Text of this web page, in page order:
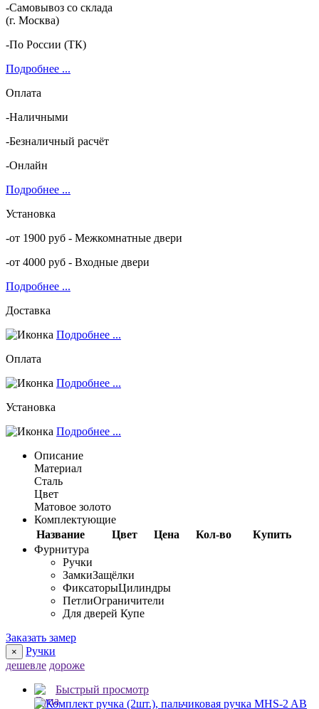
-Самовывоз со склада
(г. Москва)
-По России (ТК)
Подробнее ...
Оплата
-Наличными
-Безналичный расчёт
-Онлайн
Подробнее ...
Установка
-от 1900 руб - Межкомнатные двери
-от 4000 руб - Входные двери
Подробнее ...
Доставка
Подробнее ...
Оплата
Подробнее ...
Установка
Подробнее ...
Описание
Материал
Сталь
Цвет
Матовое золото
Комплектующие
Название
Цвет Цена Кол-во
Купить
Фурнитура
Ручки
ЗамкиЗащёлки
ФиксаторыЦилиндры
ПетлиОграничители
Для дверей Купе
Заказать замер
×
Ручки
дешевле дороже
Быстрый просмотр